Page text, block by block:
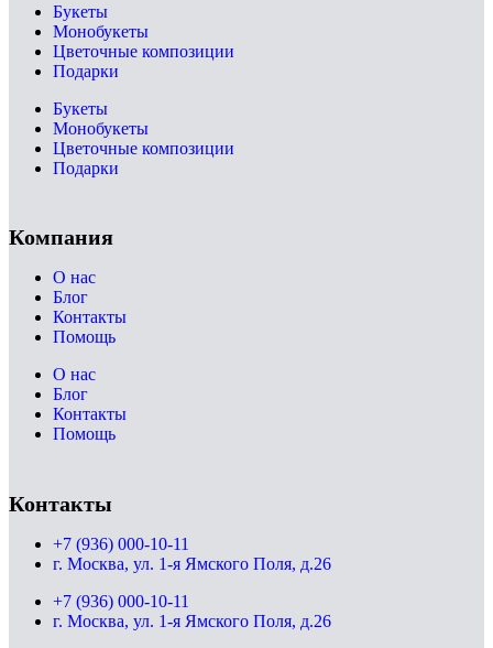
Букеты
Монобукеты
Цветочные композиции
Подарки
Букеты
Монобукеты
Цветочные композиции
Подарки
Компания
О нас
Блог
Контакты
Помощь
О нас
Блог
Контакты
Помощь
Контакты
+7 (936) 000-10-11
г. Москва, ул. 1-я Ямского Поля, д.26
+7 (936) 000-10-11
г. Москва, ул. 1-я Ямского Поля, д.26